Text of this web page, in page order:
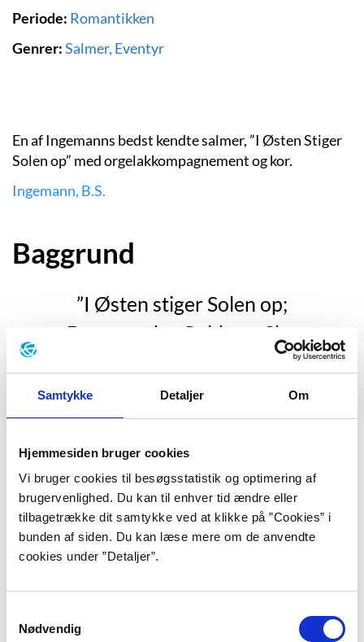
Samtykke Detaljer Om
Hjemmesiden bruger cookies
Vi bruger cookies til besøgsstatistik og optimering af
brugervenlighed. Du kan til enhver tid ændre eller
tilbagetrække dit samtykke ved at klikke på ”Cookies” i
bunden af siden. Du kan læse mere om de anvendte
cookies under ”Detaljer”.
Nødvendig
Periode: Romantikken
Genrer:Salmer, Eventyr
En af Ingemanns bedst kendte salmer, ”I Østen Stiger
Solen op” med orgelakkompagnement og kor.
Ingemann, B.S.
Baggrund
”I Østen stiger Solen op;
Den spreder Guld paa Sky,
Gaaer over Hav og Bjergetop,
Gaaer over Land og By.
Den kommer fra den fagre Kyst
Hvor Paradiset laa;
Den bringer Lys og Liv og Lyst
Til Store og til Smaa.”
”Morgen- og Aftensange”, s. 13.
yngste i en børnefolk på otte. Allerede som tiårig
mistede han sin far, ti år efter sin mor og i de følgende
år alle sine syv brødre. Moren og tre søskende døde af